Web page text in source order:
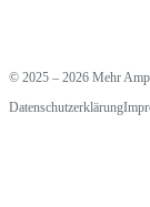
© 2025 – 2026 Mehr
Datenschutzerklärung